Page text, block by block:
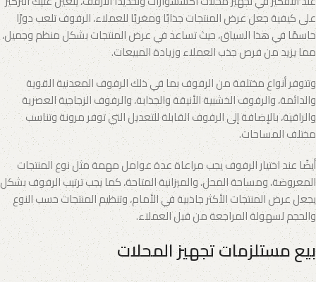
على كيفية جعل عرض المنتجات جذابًا ومغريًا للعملاء، الرفوف تلعب دورًا
حاسمًا في هذا السياق، حيث تساعد في عرض المنتجات بشكل منظم وجميل،
مما يزيد من فرص جذب العملاء وزيادة المبيعات.
وتتوفر أنواع مختلفة من الرفوف بما في ذلك الرفوف المعدنية القوية
والدائمة، والرفوف الخشبية الأنيقة والجذابة، والرفوف الزجاجية العصرية
والراقية، بالإضافة إلى الرفوف القابلة للتعديل التي توفر مرونة وتناسب
مختلف المساحات.
أيضًا عند اختيار الرفوف يجب مراعاة عدة عوامل مهمة مثل نوع المنتجات
المعروضة، ومساحة المحل، والميزانية المتاحة، كما يجب ترتيب الرفوف بشكل
يجعل عرض المنتجات الأكثر جاذبية في الأمام، وتنظيم المنتجات حسب النوع
والحجم لسهولة المراجعة من قبل العملاء.
بيع مستلزمات تجهيز المحلات